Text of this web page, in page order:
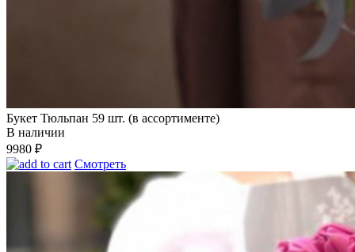
Букет Тюльпан 59 шт. (в ассортименте)
В наличии
9980 ₽
Смотреть